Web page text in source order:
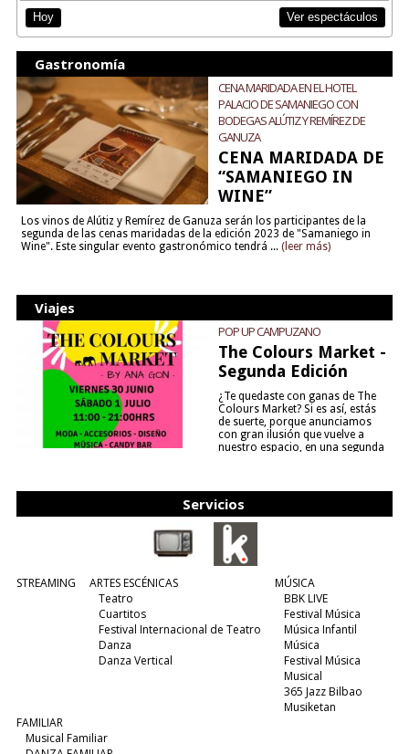
Hoy Ver espectáculos
Gastronomía
CENA MARIDADA EN EL HOTEL
PALACIO DE SAMANIEGO CON
BODEGAS ALÚTIZ Y REMÍREZ DE
GANUZA
CENA MARIDADA DE
“SAMANIEGO IN
WINE”
Los vinos de Alútiz y Remírez de Ganuza serán los participantes de la
segunda de las cenas maridadas de la edición 2023 de "Samaniego in
Wine". Este singular evento gastronómico tendrá ... (leer más)
Viajes
POP UP CAMPUZANO
The Colours Market -
Segunda Edición
¿Te quedaste con ganas de The
Colours Market? Si es así, estás
de suerte, porque anunciamos
con gran ilusión que vuelve a
nuestro espacio, en una segunda
Servicios
STREAMING
ARTES ESCÉNICAS
Teatro
Cuartitos
Festival Internacional de Teatro
Danza
Danza Vertical
MÚSICA
BBK LIVE
Festival Música
Música Infantil
Música
Festival Música
Musical
365 Jazz Bilbao
Musiketan
FAMILIAR
Musical Familiar